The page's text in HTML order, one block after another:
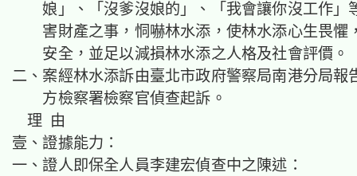
娘」、「沒爹沒娘的」、「我會讓你沒工作」
害財產之事，恫嚇林水添，使林水添心生畏懼
安全，並足以減損林水添之人格及社會評價。
二、案經林水添訴由臺北市政府警察局南港分局報
方檢察署檢察官偵查起訴。
理 由
壹、證據能力：
一、證人即保全人員李建宏偵查中之陳述：